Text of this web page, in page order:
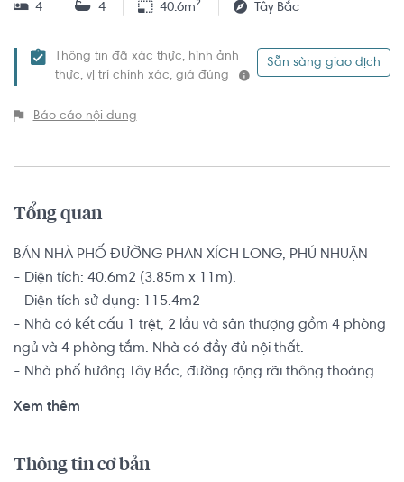
4 4 40.6m² Tây Bắc
Thông tin đã xác thực, hình ảnh
thực, vị trí chính xác, giá đúng
Sẵn sàng giao dịch
Báo cáo nội dung
Tổng quan
BÁN NHÀ PHỐ ĐƯỜNG PHAN XÍCH LONG, PHÚ NHUẬN
- Diện tích: 40.6m2 (3.85m x 11m).
- Diện tích sử dụng: 115.4m2
- Nhà có kết cấu 1 trệt, 2 lầu và sân thượng gồm 4 phòng
ngủ và 4 phòng tắm. Nhà có đầy đủ nội thất.
- Nhà phố hướng Tây Bắc, đường rộng rãi thông thoáng.
Vị trí nhà phố Phú Nhuận, gần đường Nguyễn Kiệm,
Xem thêm
Thông tin cơ bản